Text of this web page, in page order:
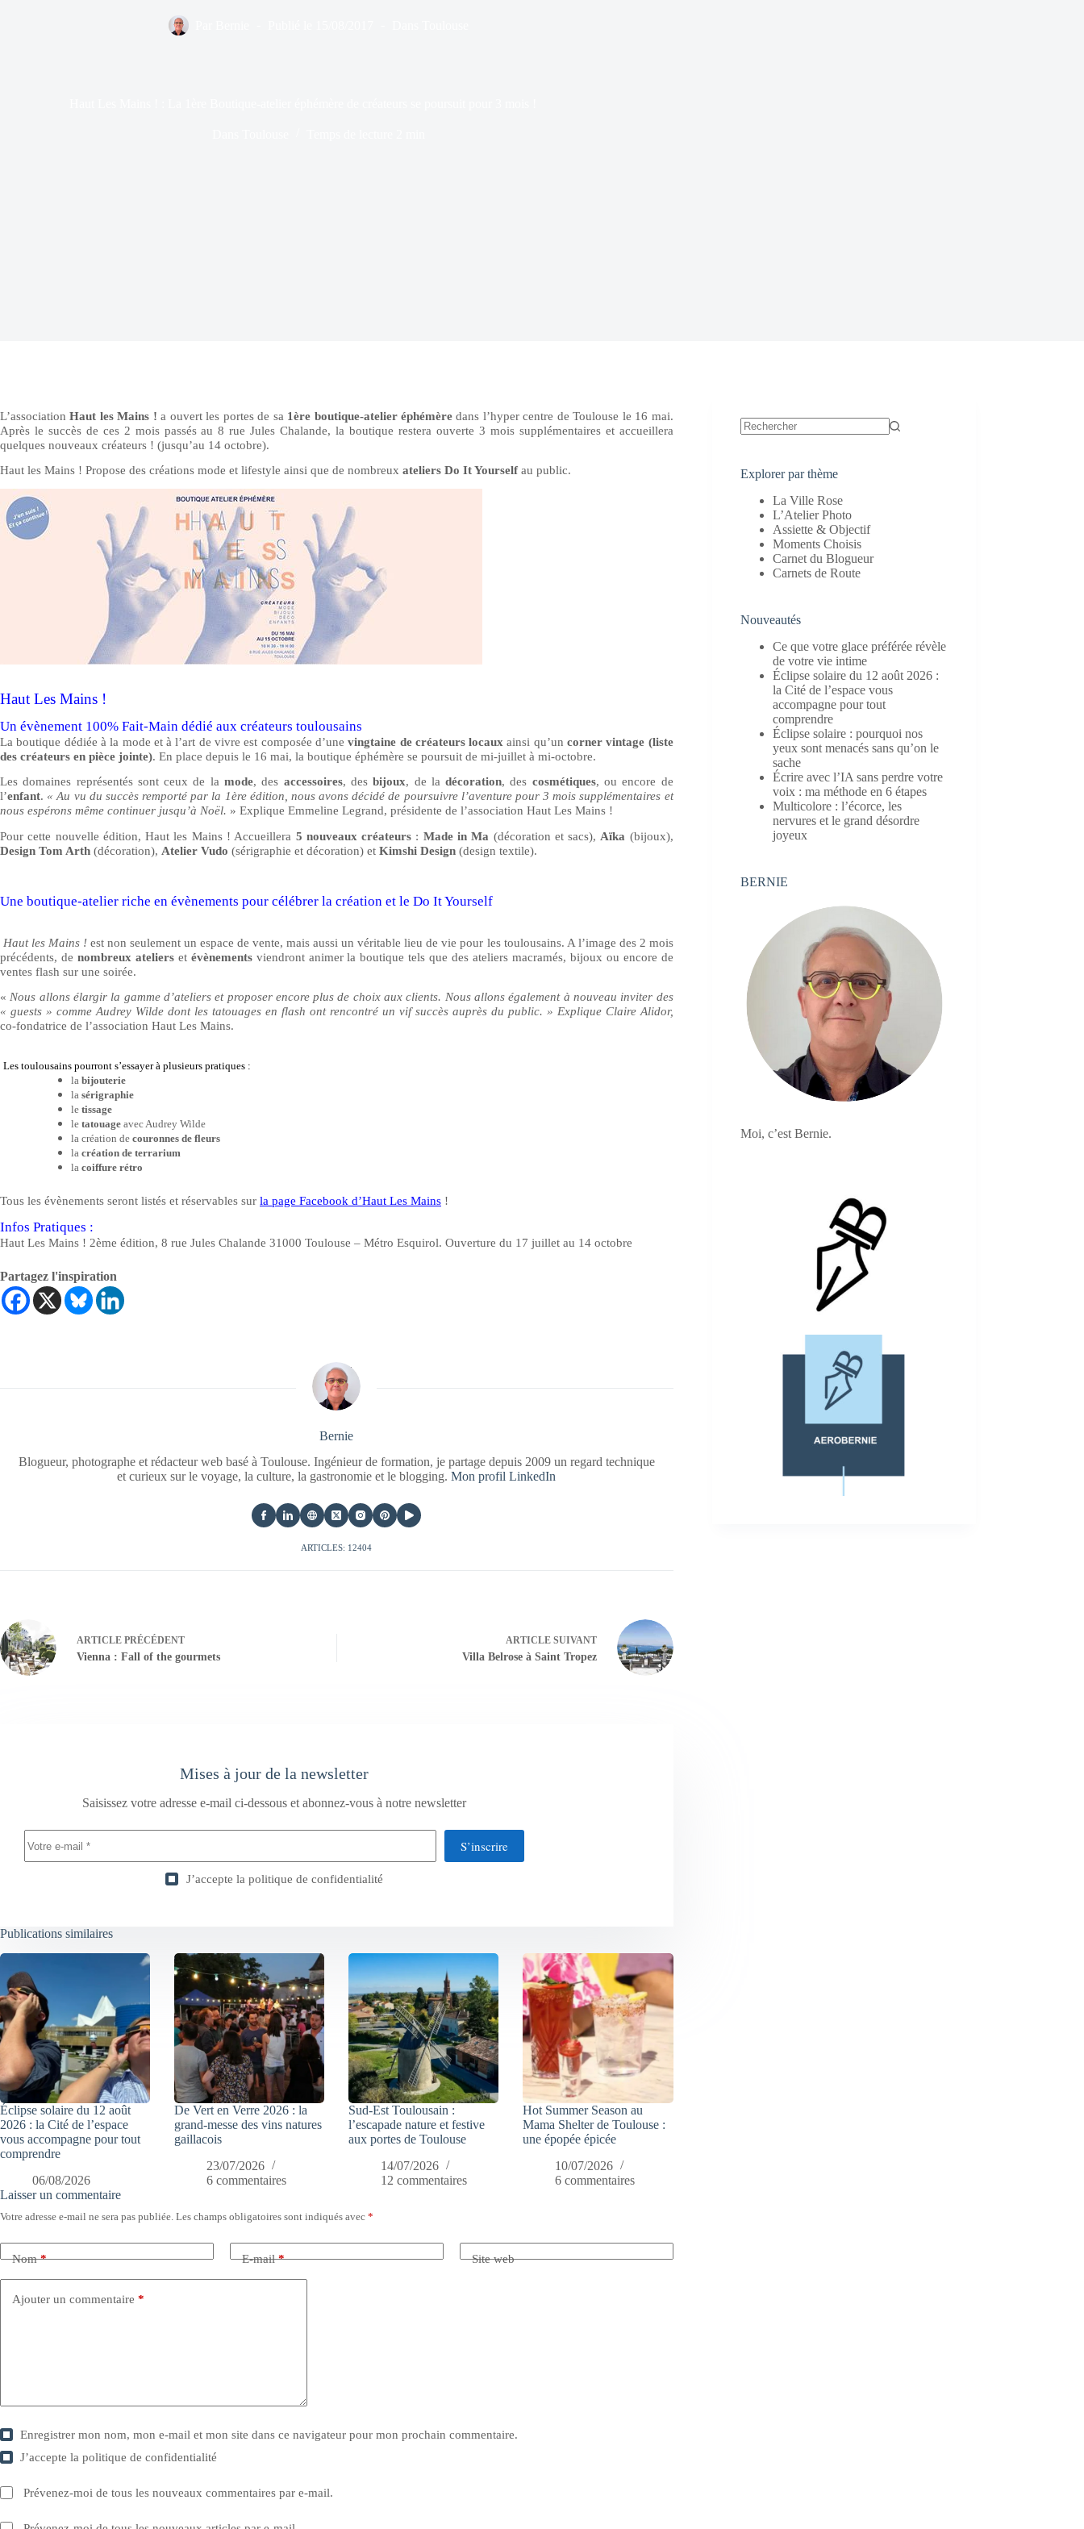
L’associationHaut les Mains !a ouvert les portes de sa 1ère boutique-atelier éphémèredans l’hyper centre de Toulouse le 16 mai.
Après le succès de ces 2 mois passés au 8 rue Jules Chalande, la boutique restera ouverte 3 mois supplémentaires et accueillera
quelques nouveaux créateurs ! (jusqu’au 14 octobre).
Haut les Mains ! Propose des créations mode et lifestyle ainsi que de nombreux ateliers Do It Yourself au public.
Haut Les Mains !
Un évènement 100% Fait-Main dédié aux créateurs toulousains
La boutique dédiée à la mode et à l’art de vivre est composée d’unevingtaine de créateurs locauxainsi qu’uncorner vintage (liste
des créateurs en pièce jointe). En place depuis le 16 mai, la boutique éphémère se poursuit de mi-juillet à mi-octobre.
Les domaines représentés sont ceux de lamode, des accessoires, desbijoux, de ladécoration, des cosmétiques, ou encore de
l’enfant. « Au vu du succès remporté par la 1ère édition, nous avons décidé de poursuivre l’aventure pour 3 mois supplémentaires et
nous espérons même continuer jusqu’à Noël. » Explique Emmeline Legrand, présidente de l’association Haut Les Mains !
Pour cette nouvelle édition, Haut les Mains ! Accueillera 5 nouveaux créateurs : Made in Ma (décoration et sacs), Aïka (bijoux),
Design Tom Arth (décoration), Atelier Vudo (sérigraphie et décoration) et Kimshi Design (design textile).
Une boutique-atelier riche en évènements pour célébrer la création et le Do It Yourself
Haut les Mains !est non seulement un espace de vente, mais aussi un véritable lieu de vie pour les toulousains. A l’image des 2 mois
précédents, de nombreux ateliers et évènements viendront animer la boutique tels que des ateliers macramés, bijoux ou encore de
ventes flash sur une soirée.
« Nous allons élargir la gamme d’ateliers et proposer encore plus de choix aux clients. Nous allons également à nouveau inviter des
« guests » comme Audrey Wilde dont les tatouages en flash ont rencontré un vif succès auprès du public. » Explique Claire Alidor,
co-fondatrice de l’association Haut Les Mains.
Les toulousains pourront s’essayer à plusieurs pratiques :
la bijouterie
la sérigraphie
le tissage
le tatouage avec Audrey Wilde
la création de couronnes de fleurs
la création de terrarium
la coiffure rétro
Tous les évènements seront listés et réservables sur la page Facebook d’Haut Les Mains !
Infos Pratiques :
Haut Les Mains ! 2ème édition, 8 rue Jules Chalande 31000 Toulouse – Métro Esquirol. Ouverture du 17 juillet au 14 octobre
Partagez l'inspiration
Bernie
Blogueur, photographe et rédacteur web basé à Toulouse. Ingénieur de formation, je partage depuis 2009 un regard technique
et curieux sur le voyage, la culture, la gastronomie et le blogging.Mon profil LinkedIn
ARTICLES: 12404
ARTICLE PRÉCÉDENT
Vienna : Fall of the gourmets
ARTICLESUIVANT
Villa Belrose à Saint Tropez
Mises à jour de la newsletter
Saisissez votre adresse e-mail ci-dessous et abonnez-vous à notre newsletter
S’inscrire
J’accepte la politique de confidentialité
Publications similaires
Éclipse solaire du 12 août
2026 : la Cité de l’espace
vous accompagne pour tout
comprendre
06/08/2026
De Vert en Verre 2026 : la
grand-messe des vins natures
gaillacois
23/07/2026
6 commentaires
Sud-Est Toulousain :
l’escapade nature et festive
aux portes de Toulouse
14/07/2026
12 commentaires
Hot Summer Season au
Mama Shelter de Toulouse :
une épopée épicée
10/07/2026
6 commentaires
Laisser un commentaire
Votre adresse e-mail ne sera pas publiée. Les champs obligatoires sont indiqués avec *
Nom* E-mail* Site web
Ajouter un commentaire *
Enregistrer mon nom, mon e-mail et mon site dans ce navigateur pour mon prochain commentaire.
J’accepte lapolitique de confidentialité
Prévenez-moi de tous les nouveaux commentaires par e-mail.
Explorer par thème
La Ville Rose
L’Atelier Photo
Assiette & Objectif
Moments Choisis
Carnet du Blogueur
Carnets de Route
Nouveautés
Ce que votre glace préférée révèle
de votre vie intime
Éclipse solaire du 12 août 2026 :
la Cité de l’espace vous
accompagne pour tout
comprendre
Éclipse solaire : pourquoi nos
yeux sont menacés sans qu’on le
sache
Écrire avec l’IA sans perdre votre
voix : ma méthode en 6 étapes
Multicolore : l’écorce, les
nervures et le grand désordre
joyeux
BERNIE
Moi, c’est Bernie.